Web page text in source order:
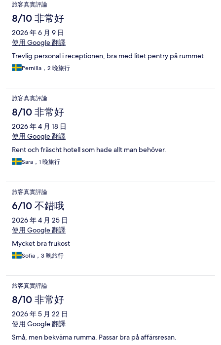
旅客真實評論
8/10 非常好
2026 年 6 月 9 日
使用 Google 翻譯
Trevlig personal i receptionen, bra med litet pentry på rummet
Pernilla，2 晚旅行
旅客真實評論
8/10 非常好
2026 年 4 月 18 日
使用 Google 翻譯
Rent och fräscht hotell som hade allt man behöver.
Sara，1 晚旅行
旅客真實評論
6/10 不錯哦
2026 年 4 月 25 日
使用 Google 翻譯
Mycket bra frukost
Sofia，3 晚旅行
旅客真實評論
8/10 非常好
2026 年 5 月 22 日
使用 Google 翻譯
Små, men bekväma rumma. Passar bra på affärsresan.